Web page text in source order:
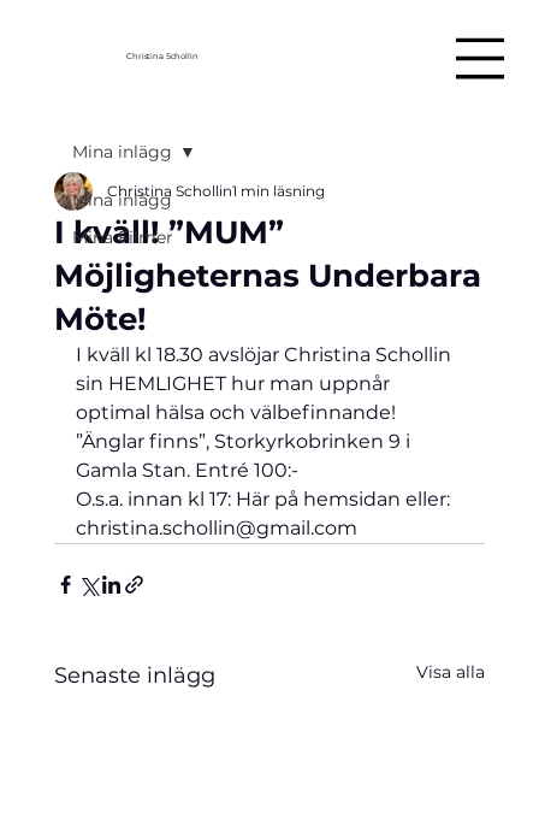
Christina Schollin
Mina inlägg
Mina Filmer
Mina inlägg
I kväll! ”MUM”
Möjligheternas Underbara
Möte!
Christina Schollin1 min läsning
I kväll kl 18.30 avslöjar Christina Schollin
sin HEMLIGHET hur man uppnår
optimal hälsa och välbefinnande!
”Änglar finns”, Storkyrkobrinken 9 i
Gamla Stan. Entré 100:-
O.s.a. innan kl 17: Här på hemsidan eller:
christina.schollin@gmail.com
Senaste inlägg Visa alla